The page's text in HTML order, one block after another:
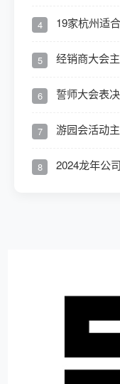
4 19家杭州适
5 经销商大会
6 誓师大会表
7 游园会活动
8 2024龙年公